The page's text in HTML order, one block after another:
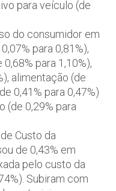
para veículo (de
do consumidor em
para 0,81%),
para 1,10%),
alimentação (de
0,41% para 0,47%)
(de 0,29% para
Custo da
de 0,43% em
pelo custo da
Subiram com